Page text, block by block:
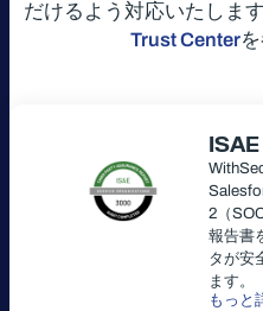
だけるよう対応いたしま
Trust Centerを
2（
報告書
タが安
ます。
もっと